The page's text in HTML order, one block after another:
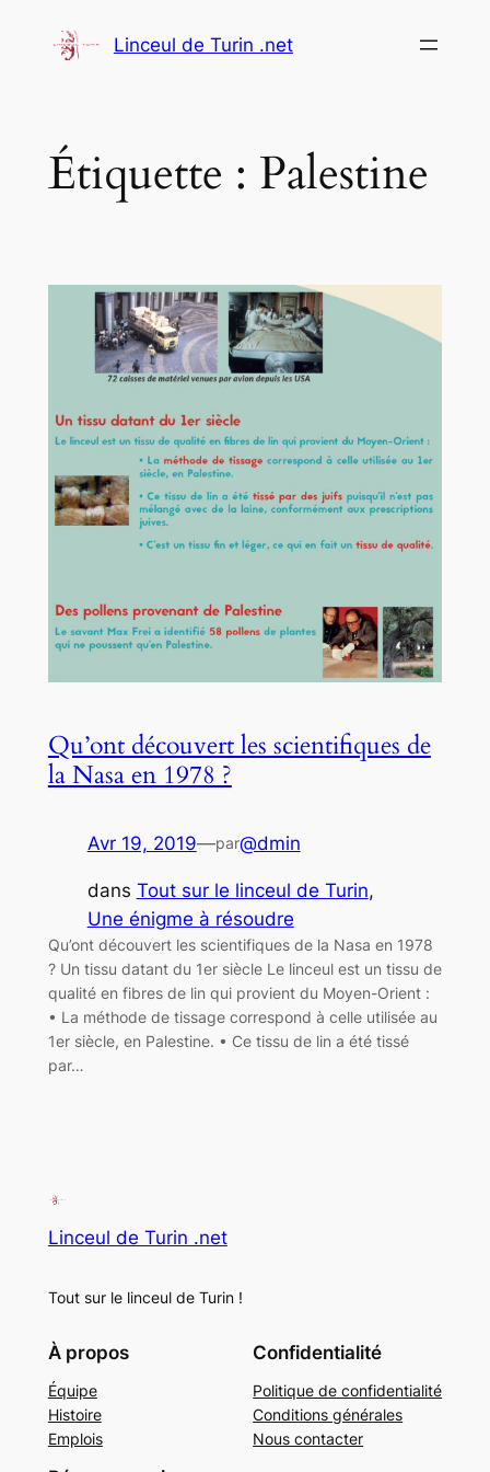
Linceul de Turin .net
Étiquette : Palestine
Qu’ont découvert les scientifiques de
la Nasa en 1978 ?
Avr 19, 2019—par@dmin
dans Tout sur le linceul de Turin
Une énigme à résoudre
Qu’ont découvert les scientifiques de la Nasa en 1978
? Un tissu datant du 1er siècle Le linceul est un tissu de
qualité en fibres de lin qui provient du Moyen-Orient :
• La méthode de tissage correspond à celle utilisée au
1er siècle, en Palestine. • Ce tissu de lin a été tissé
par…
Linceul de Turin .net
Tout sur le linceul de Turin !
À propos
Équipe
Histoire
Emplois
Confidentialité
Politique de confidentialité
Conditions générales
Nous contacter